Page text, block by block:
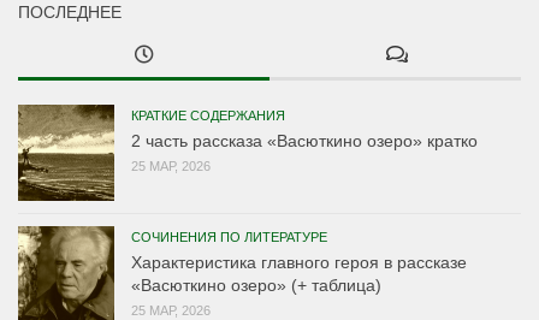
ПОСЛЕДНЕЕ
КРАТКИЕ СОДЕРЖАНИЯ
2 часть рассказа «Васюткино озеро» кратко
25 МАР, 2026
СОЧИНЕНИЯ ПО ЛИТЕРАТУРЕ
Характеристика главного героя в рассказе
«Васюткино озеро» (+ таблица)
25 МАР, 2026